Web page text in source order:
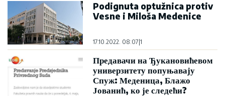
Podignuta optužnica protiv
Vesne i Miloša Medenice
17.10.2022. 08:07|1
Предавачи на Ђукановићевом
универзитету попуњавају
Спуж: Меденица, Блажо
Јованић, ко је следећи?